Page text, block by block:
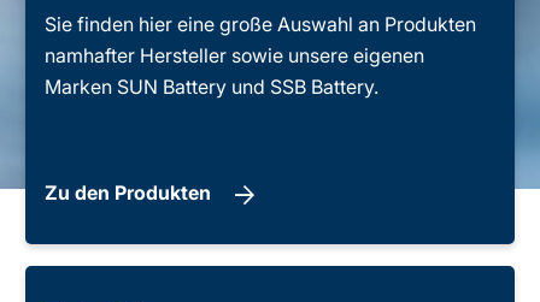
Sie finden hier eine große Auswahl an Produkten
namhafter Hersteller sowie unsere eigenen
Marken SUN Battery und SSB Battery.
Zu den Produkten